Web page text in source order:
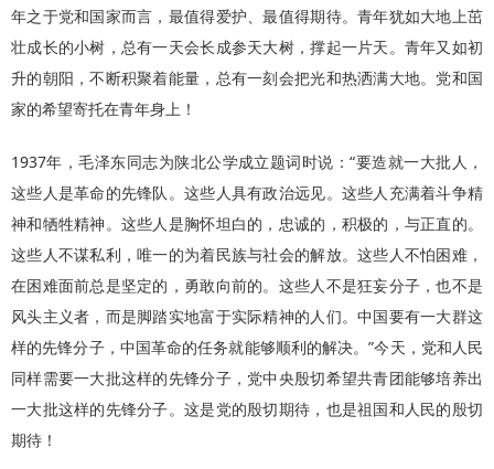
年之于党和国家而言，最值得爱护、最值得期待。青年犹如大地上茁
壮成长的小树，总有一天会长成参天大树，撑起一片天。青年又如初
升的朝阳，不断积聚着能量，总有一刻会把光和热洒满大地。党和国
家的希望寄托在青年身上！
1937年，毛泽东同志为陕北公学成立题词时说：“要造就一大批人，
这些人是革命的先锋队。这些人具有政治远见。这些人充满着斗争精
神和牺牲精神。这些人是胸怀坦白的，忠诚的，积极的，与正直的。
这些人不谋私利，唯一的为着民族与社会的解放。这些人不怕困难，
在困难面前总是坚定的，勇敢向前的。这些人不是狂妄分子，也不是
风头主义者，而是脚踏实地富于实际精神的人们。中国要有一大群这
样的先锋分子，中国革命的任务就能够顺利的解决。”今天，党和人民
同样需要一大批这样的先锋分子，党中央殷切希望共青团能够培养出
一大批这样的先锋分子。这是党的殷切期待，也是祖国和人民的殷切
期待！